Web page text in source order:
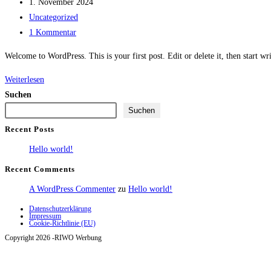
veröffentlicht:
1. November 2024
Beitrags-
Kategorie:
Uncategorized
Beitrags-
1 Kommentar
Welcome to WordPress. This is your first post. Edit or delete it, then start
Weiterlesen
Suchen
Suchen
Recent Posts
Hello world!
Recent Comments
A WordPress Commenter zu Hello world!
Datenschutzerklärung
Impressum
Cookie-Richtlinie (EU)
Copyright 2026 -RIWO Werbung